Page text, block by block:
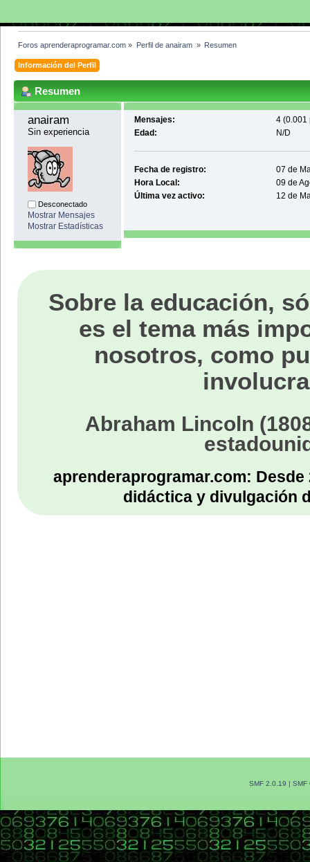
Foros aprenderaprogramar.com » Perfil de anairam » Resumen
Información del Perfil
Resumen
anairam
Sin experiencia
Desconectado
Mostrar Mensajes
Mostrar Estadísticas
Mensajes:
4 (0.001
Edad:
N/D
Fecha de registro:
07 de
Hora Local:
09 de
Última vez activo:
12 de
Sobre la educación,
es el tema más
nosotros, como
Abraham Lincoln
aprenderaprogramar.com:
didáctica y divulgación
SMF 2.0.19 | SMF